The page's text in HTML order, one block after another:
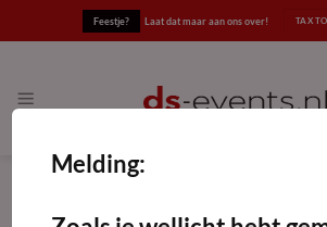
Feestje? Laat dat maar aan ons over!
Melding: